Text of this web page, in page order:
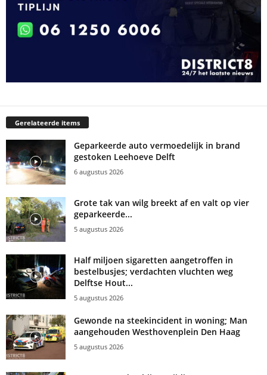
Gerelateerde items
Geparkeerde auto vermoedelijk in brand
gestoken Leehoeve Delft
6 augustus 2026
Grote tak van wilg breekt af en valt op vier
geparkeerde...
5 augustus 2026
Half miljoen sigaretten aangetroffen in
bestelbusjes; verdachten vluchten weg
Delftse Hout...
5 augustus 2026
Gewonde na steekincident in woning; Man
aangehouden Westhovenplein Den Haag
5 augustus 2026